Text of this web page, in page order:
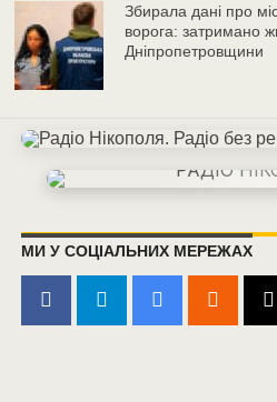
Збирала дані про
ворога: затримано
Дніпропетровщини
МИ У СОЦІАЛЬНИХ МЕРЕЖАХ